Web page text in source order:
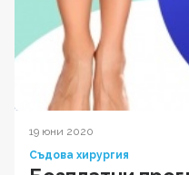
19 юни 2020
Съдова хирургия